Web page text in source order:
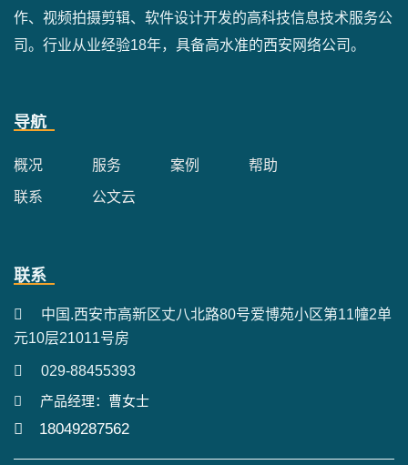
作、视频拍摄剪辑、软件设计开发的高科技信息技术服务公
司。行业从业经验18年，具备高水准的西安网络公司。
导航
概况 服务 案例 帮助
联系 公文云
联系
中国.西安市高新区丈八北路80号爱博苑小区第11幢2单
元10层21011号房
029-88455393
产品经理：曹女士
18049287562